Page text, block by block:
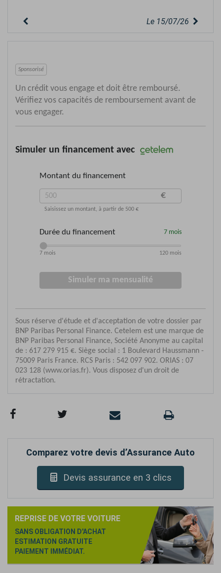
Le 15/07/26
Comparez votre devis d’Assurance Auto
Devis assurance en 3 clics
REPRISE DE VOTRE VOITURE
SANS OBLIGATION D'ACHAT
ESTIMATION GRATUITE
PAIEMENT IMMÉDIAT.